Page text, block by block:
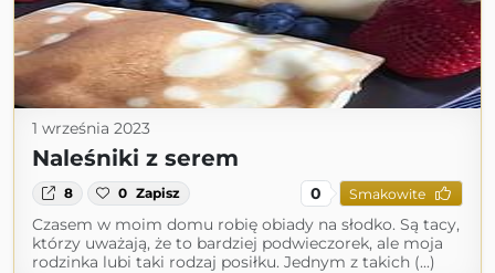
1 września 2023
Naleśniki z serem
8 0 Zapisz 0 Smakowite
Czasem w moim domu robię obiady na słodko. Są tacy,
którzy uważają, że to bardziej podwieczorek, ale moja
rodzinka lubi taki rodzaj posiłku. Jednym z takich (...)